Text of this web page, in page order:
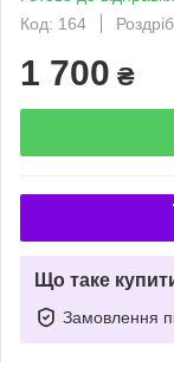
Код: 164
Роздріб
1 700 ₴
Що таке
Замовлення